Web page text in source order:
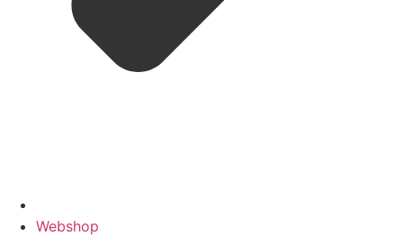
Webshop